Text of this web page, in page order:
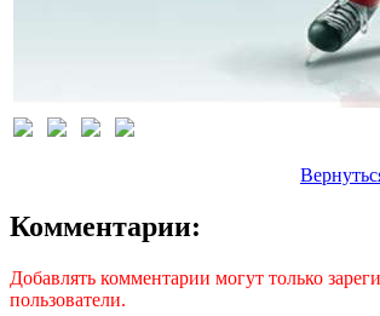
Комментарии:
Добавлять комментарии могут только
пользователи.